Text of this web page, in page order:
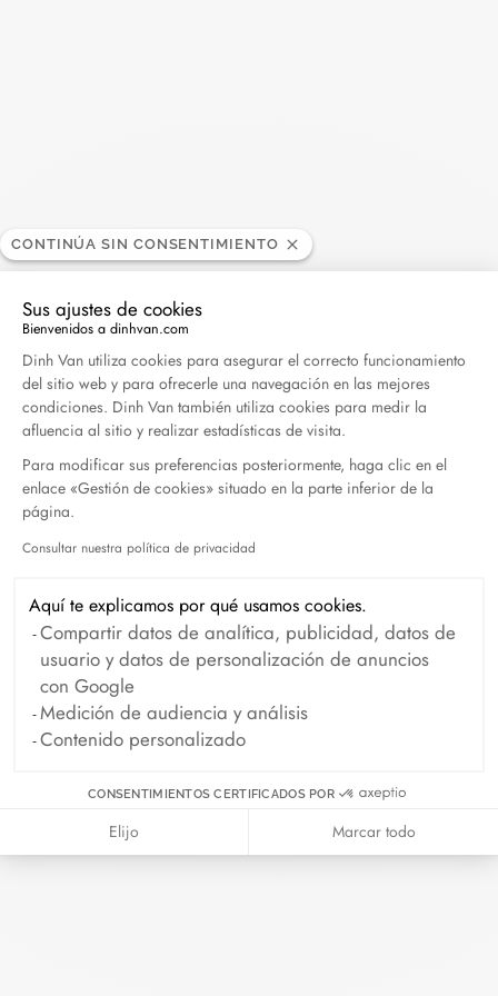
Collar Menottes dinh van modelo mediano
oro amarillo et diamantes
6 500 €
CONTINÚA SIN CONSENTIMIENTO
Sus ajustes de cookies
Bienvenidos a dinhvan.com
Plataforma de Gestión de Consentimiento:
Dinh Van utiliza cookies para asegurar el correcto funcionamiento
del sitio web y para ofrecerle una navegación en las mejores
condiciones. Dinh Van también utiliza cookies para medir la
afluencia al sitio y realizar estadísticas de visita.
Para modificar sus preferencias posteriormente, haga clic en el
enlace «Gestión de cookies» situado en la parte inferior de la
página.
Consultar nuestra política de privacidad
Aquí te explicamos por qué usamos cookies.
Compartir datos de analítica, publicidad, datos de
usuario y datos de personalización de anuncios
con Google
Medición de audiencia y análisis
Contenido personalizado
CONSENTIMIENTOS CERTIFICADOS POR
Elijo Marcar todo